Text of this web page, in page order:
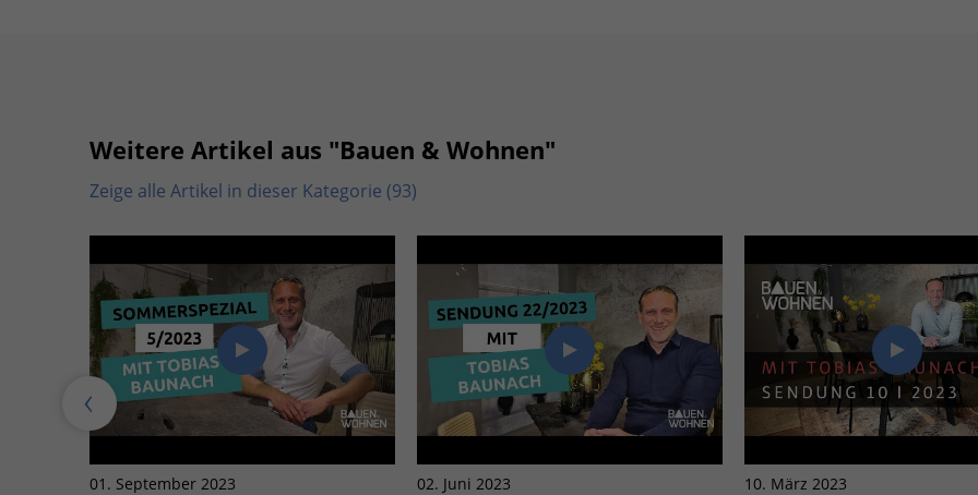
Weitere Artikel aus "Bauen & Wohnen"
Zeige alle Artikel in dieser Kategorie (93)
01. September 2023 02. Juni 2023 10. März 2023